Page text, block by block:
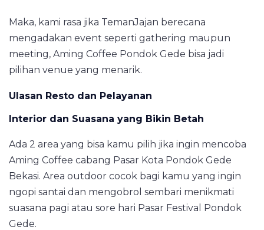
Maka, kami rasa jika TemanJajan berecana
mengadakan event seperti gathering maupun
meeting, Aming Coffee Pondok Gede bisa jadi
pilihan venue yang menarik.
Ulasan Resto dan Pelayanan
Interior dan Suasana yang Bikin Betah
Ada 2 area yang bisa kamu pilih jika ingin mencoba
Aming Coffee cabang Pasar Kota Pondok Gede
Bekasi. Area outdoor cocok bagi kamu yang ingin
ngopi santai dan mengobrol sembari menikmati
suasana pagi atau sore hari Pasar Festival Pondok
Gede.